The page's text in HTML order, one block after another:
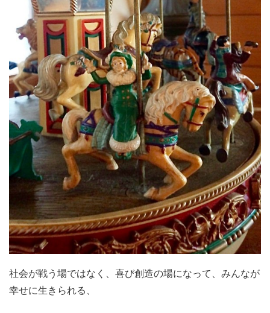
社会が戦う場ではなく、喜び創造の場になって、みんなが
幸せに生きられる、